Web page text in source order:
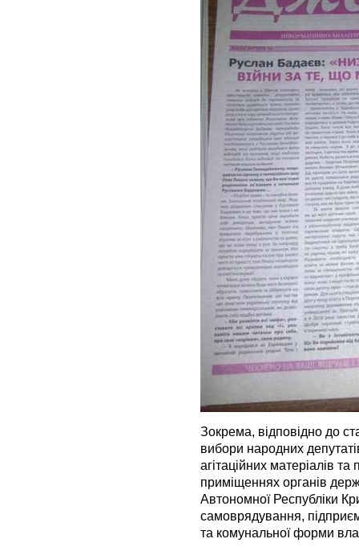
Зокрема, відповідно до
вибори народних
агітаційних матеріалів
приміщеннях органів
Автономної Республіки
самоврядування,
та комунальної форми